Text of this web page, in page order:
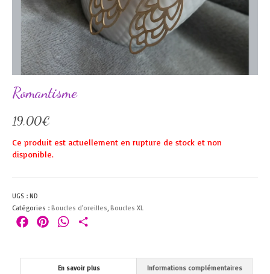
Romantisme
19,00€
Ce produit est actuellement en rupture de stock et non
disponible.
UGS : ND
Catégories : Boucles d'oreilles,Boucles XL
FacebookPinterestWhatsApp
En savoir plus Informations complémentaires